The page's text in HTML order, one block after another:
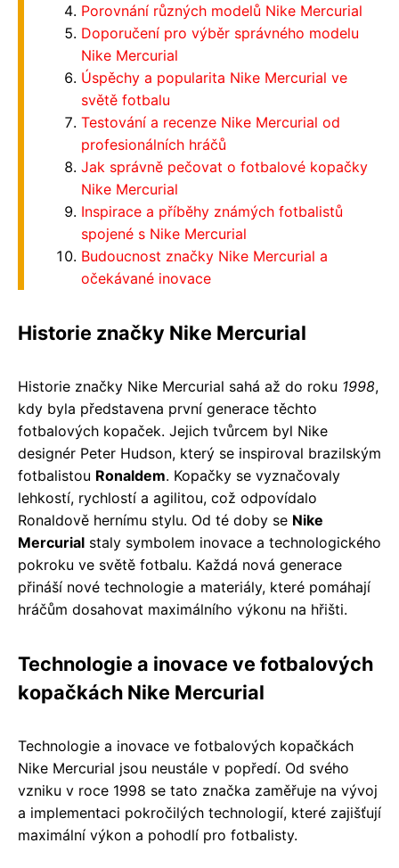
Porovnání různých modelů Nike Mercurial
Doporučení pro výběr správného modelu
Nike Mercurial
Úspěchy a popularita Nike Mercurial ve
světě fotbalu
Testování a recenze Nike Mercurial od
profesionálních hráčů
Jak správně pečovat o fotbalové kopačky
Nike Mercurial
Inspirace a příběhy známých fotbalistů
spojené s Nike Mercurial
Budoucnost značky Nike Mercurial a
očekávané inovace
Historie značky Nike Mercurial
Historie značky Nike Mercurial sahá až do roku 1998,
kdy byla představena první generace těchto
fotbalových kopaček. Jejich tvůrcem byl Nike
designér Peter Hudson, který se inspiroval brazilským
fotbalistou Ronaldem. Kopačky se vyznačovaly
lehkostí, rychlostí a agilitou, což odpovídalo
Ronaldově hernímu stylu. Od té doby se Nike
Mercurial staly symbolem inovace a technologického
pokroku ve světě fotbalu. Každá nová generace
přináší nové technologie a materiály, které pomáhají
hráčům dosahovat maximálního výkonu na hřišti.
Technologie a inovace ve fotbalových
kopačkách Nike Mercurial
Technologie a inovace ve fotbalových kopačkách
Nike Mercurial jsou neustále v popředí. Od svého
vzniku v roce 1998 se tato značka zaměřuje na vývoj
a implementaci pokročilých technologií, které zajišťují
maximální výkon a pohodlí pro fotbalisty.